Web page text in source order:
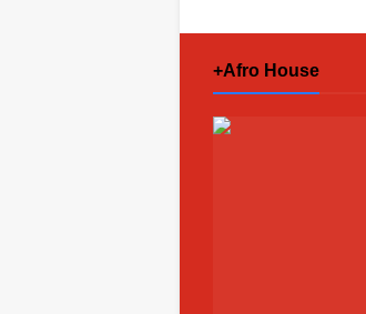
+Afro House